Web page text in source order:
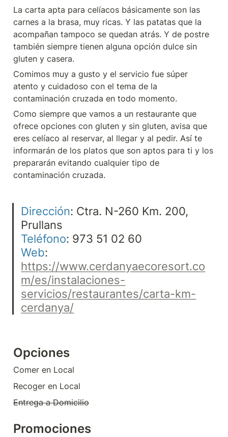
La carta apta para celíacos básicamente son las
carnes a la brasa, muy ricas. Y las patatas que la
acompañan tampoco se quedan atrás. Y de postre
también siempre tienen alguna opción dulce sin
gluten y casera.
Comimos muy a gusto y el servicio fue súper
atento y cuidadoso con el tema de la
contaminación cruzada en todo momento.
Como siempre que vamos a un restaurante que
ofrece opciones con gluten y sin gluten, avisa que
eres celíaco al reservar, al llegar y al pedir. Así te
informarán de los platos que son aptos para ti y los
prepararán evitando cualquier tipo de
contaminación cruzada.
Dirección: Ctra. N-260 Km. 200,
Teléfono
Web
https://www.cerdanyaecoresort.co
m/es/instalaciones-
servicios/restaurantes/carta-km-
cerdanya/
Opciones
Comer en Local
Recoger en Local
Entrega a Domicilio
Promociones